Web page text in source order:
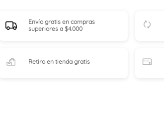
Envío gratis en compras
superiores a $4.000
Retiro en tienda gratis